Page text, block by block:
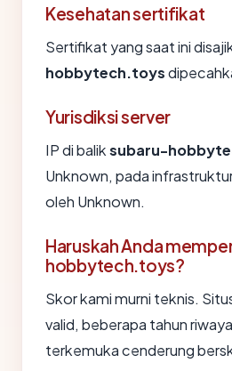
Kesehatan sertifikat
Sertifikat yang saat ini
hobbytech.toys
Yurisdiksi server
IP di baliksubaru-
Unknown, pada
oleh Unknown.
Haruskah Anda
hobbytech.toys?
Skor kami murni teknis.
valid, beberapa tahun
terkemuka cenderung